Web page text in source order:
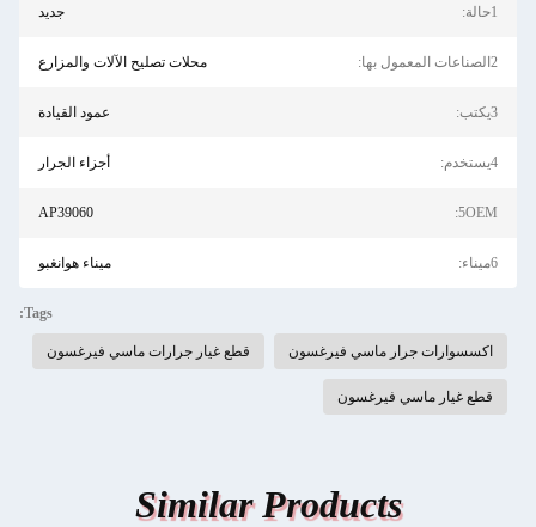
1حالة: جديد
2الصناعات المعمول بها: محلات تصليح الآلات والمزارع
3يكتب: عمود القيادة
4يستخدم: أجزاء الجرار
5OEM:
AP39060
6ميناء: ميناء هوانغبو
Tags:
اكسسوارات جرار ماسي فيرغسون قطع غيار جرارات ماسي فيرغسون
قطع غيار ماسي فيرغسون
Similar Products